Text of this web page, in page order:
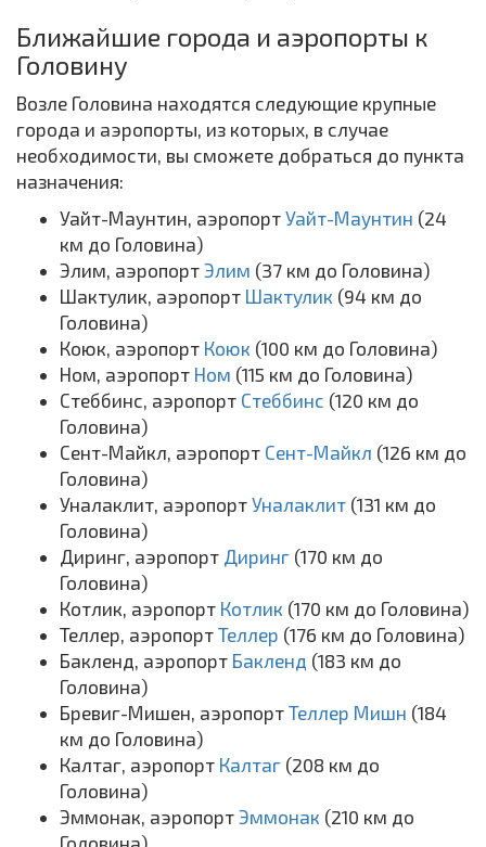
Ближайшие города и аэропорты к
Головину
Возле Головина находятся следующие крупные
города и аэропорты, из которых, в случае
необходимости, вы сможете добраться до пункта
назначения:
Уайт-Маунтин, аэропорт Уайт-Маунтин (24
км до Головина)
Элим, аэропорт Элим (37 км до Головина)
Шактулик, аэропорт Шактулик (94 км до
Головина)
Коюк, аэропорт Коюк (100 км до Головина)
Ном, аэропорт Ном (115 км до Головина)
Стеббинс, аэропорт Стеббинс (120 км до
Головина)
Сент-Майкл, аэропорт Сент-Майкл (126 км до
Головина)
Уналаклит, аэропорт Уналаклит (131 км до
Головина)
Диринг, аэропорт Диринг (170 км до
Головина)
Котлик, аэропорт Котлик (170 км до Головина)
Теллер, аэропорт Теллер (176 км до Головина)
Бакленд, аэропорт Бакленд (183 км до
Головина)
Бревиг-Мишен, аэропорт Теллер Мишн (184
км до Головина)
Калтаг, аэропорт Калтаг (208 км до
Головина)
Эммонак, аэропорт Эммонак (210 км до
Головина)